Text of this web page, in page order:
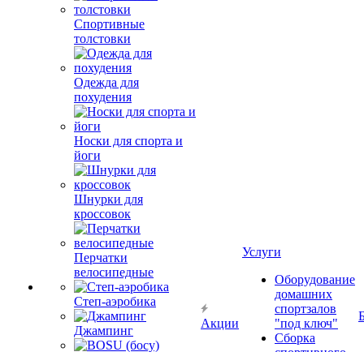
Спортивные
толстовки
Одежда для
похудения
Носки для спорта и
йоги
Шнурки для
кроссовок
Перчатки
велосипедные
Степ-аэробика
Джампинг
Акции
Услуги
Оборудование
домашних
спортзалов
"под ключ"
Сборка